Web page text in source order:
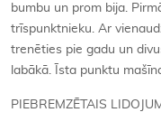
bumbu un prom bija.
trīspunktnieku. Ar
trenēties pie gadu un
labākā. Īsta punktu
PIEBREMZĒTAIS